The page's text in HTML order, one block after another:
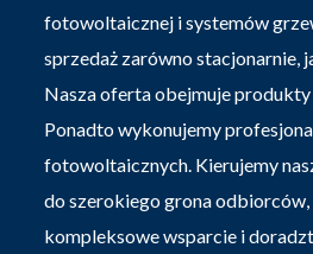
fotowoltaicznej i systemów
sprzedaż zarówno stacjonarnie,
Nasza oferta obejmuje
Ponadto wykonujemy
fotowoltaicznych. Kierujemy
do szerokiego grona
kompleksowe wsparcie i